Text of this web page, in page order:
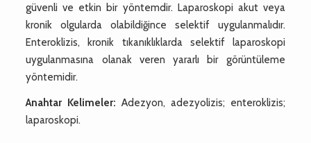
güvenli ve etkin bir yöntemdir. Laparoskopi akut veya
kronik olgularda olabildiğince selektif uygulanmalıdır.
Enteroklizis, kronik tıkanıklıklarda selektif laparoskopi
uygulanmasına olanak veren yararlı bir görüntüleme
yöntemidir.
Anahtar Kelimeler: Adezyon, adezyolizis; enteroklizis;
laparoskopi.